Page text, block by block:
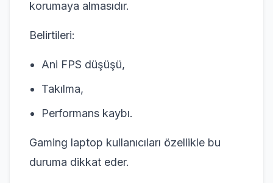
korumaya almasıdır.
Belirtileri:
Ani FPS düşüşü,
Takılma,
Performans kaybı.
Gaming laptop kullanıcıları özellikle bu
duruma dikkat eder.